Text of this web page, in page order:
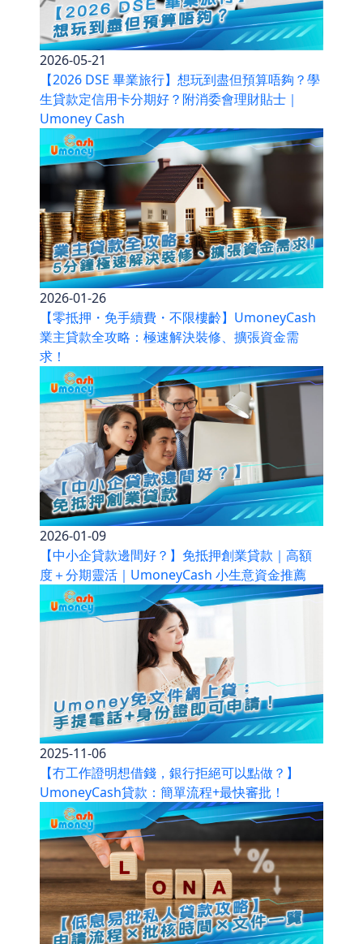
2026-05-21
【2026 DSE 畢業旅行】想玩到盡但預算唔夠？學
生貸款定信用卡分期好？附消委會理財貼士｜
Umoney Cash
2026-01-26
【零抵押・免手續費・不限樓齡】UmoneyCash
業主貸款全攻略：極速解決裝修、擴張資金需
求！
2026-01-09
【中小企貸款邊間好？】免抵押創業貸款｜高額
度＋分期靈活｜UmoneyCash 小生意資金推薦
2025-11-06
【冇工作證明想借錢，銀行拒絕可以點做？】
UmoneyCash貸款：簡單流程+最快審批！